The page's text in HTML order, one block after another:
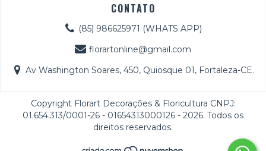
CONTATO
(85) 986625971 (WHATS APP)
florartonline@gmail.com
Av Washington Soares, 450, Quiosque 01, Fortaleza-CE.
Copyright Florart Decorações & Floricultura CNPJ:
01.654.313/0001-26 - 01654313000126 - 2026. Todos os
direitos reservados.